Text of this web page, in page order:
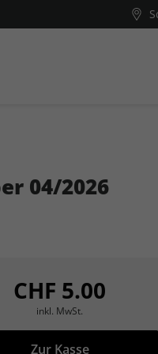
Zwischensumme
04/2026
CHF 5.00
inkl. MwSt.
Zur Kasse